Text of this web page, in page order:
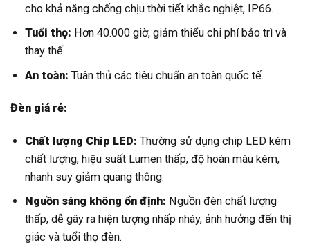
cho khả năng chống chịu thời tiết khắc nghiệt, IP66.
Tuổi thọ: Hơn 40.000 giờ, giảm thiểu chi phí bảo trì và
thay thế.
An toàn: Tuân thủ các tiêu chuẩn an toàn quốc tế.
Đèn giá rẻ:
Chất lượng Chip LED: Thường sử dụng chip LED kém
chất lượng, hiệu suất Lumen thấp, độ hoàn màu kém,
nhanh suy giảm quang thông.
Nguồn sáng không ổn định: Nguồn đèn chất lượng
thấp, dễ gây ra hiện tượng nhấp nháy, ảnh hưởng đến thị
giác và tuổi thọ đèn.